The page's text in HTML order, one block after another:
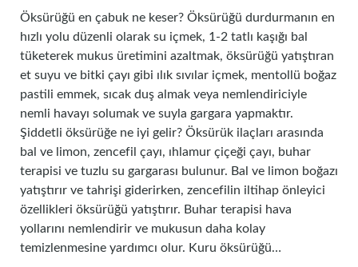
Öksürüğü en çabuk ne keser? Öksürüğü durdurmanın en
hızlı yolu düzenli olarak su içmek, 1-2 tatlı kaşığı bal
tüketerek mukus üretimini azaltmak, öksürüğü yatıştıran
et suyu ve bitki çayı gibi ılık sıvılar içmek, mentollü boğaz
pastili emmek, sıcak duş almak veya nemlendiriciyle
nemli havayı solumak ve suyla gargara yapmaktır.
Şiddetli öksürüğe ne iyi gelir? Öksürük ilaçları arasında
bal ve limon, zencefil çayı, ıhlamur çiçeği çayı, buhar
terapisi ve tuzlu su gargarası bulunur. Bal ve limon boğazı
yatıştırır ve tahrişi giderirken, zencefilin iltihap önleyici
özellikleri öksürüğü yatıştırır. Buhar terapisi hava
yollarını nemlendirir ve mukusun daha kolay
temizlenmesine yardımcı olur. Kuru öksürüğü…